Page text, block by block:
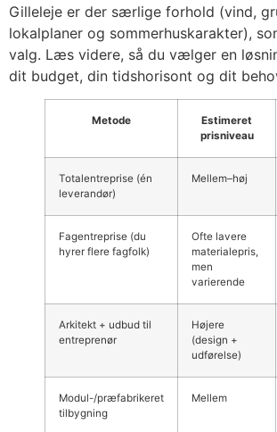
Gilleleje er der særlige forhold (vind,
lokalplaner og sommerhuskarakter),
valg. Læs videre, så du vælger en
dit budget, din tidshorisont og dit
Metode
Estimeret
prisniveau
Totalentreprise (én
leverandør)
Mellem–høj
Fagentreprise (du
hyrer flere fagfolk)
Ofte lavere
materialepris,
men
varierende
Arkitekt + udbud til
entreprenør
Højere
(design +
udførelse)
Modul-/præfabrikeret
tilbygning
Mellem